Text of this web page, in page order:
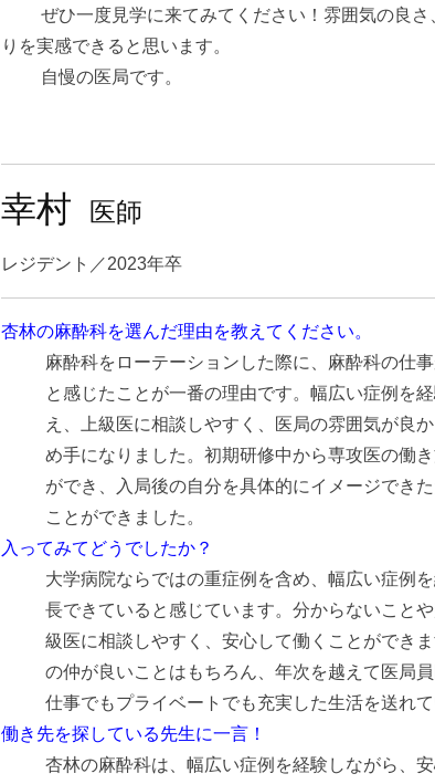
ぜひ一度見学に来てみてください！雰囲気の良
りを実感できると思います。
自慢の医局です。
幸村 医師
レジデント／2023年卒
杏林の麻酔科を選んだ理由を教えてください。
麻酔科をローテーションした際に、麻酔科の仕
と感じたことが一番の理由です。幅広い症例を
え、上級医に相談しやすく、医局の雰囲気が良
め手になりました。初期研修中から専攻医の働
ができ、入局後の自分を具体的にイメージでき
ことができました。
入ってみてどうでしたか？
大学病院ならではの重症例を含め、幅広い症例
長できていると感じています。分からないこと
級医に相談しやすく、安心して働くことができ
の仲が良いことはもちろん、年次を越えて医局員
仕事でもプライベートでも充実した生活を送れて
働き先を探している先生に一言！
杏林の麻酔科は、幅広い症例を経験しながら、